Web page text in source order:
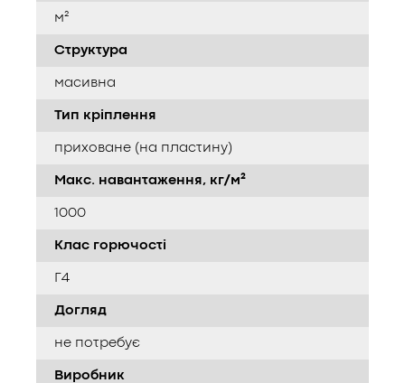
м²
Структура
масивна
Тип кріплення
приховане (на пластину)
Макс. навантаження, кг/м²
1000
Клас горючості
Г4
Догляд
не потребує
Виробник